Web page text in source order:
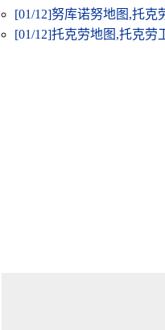
[01/12]努库诺努地图,托克
[01/12]托克劳地图,托克劳